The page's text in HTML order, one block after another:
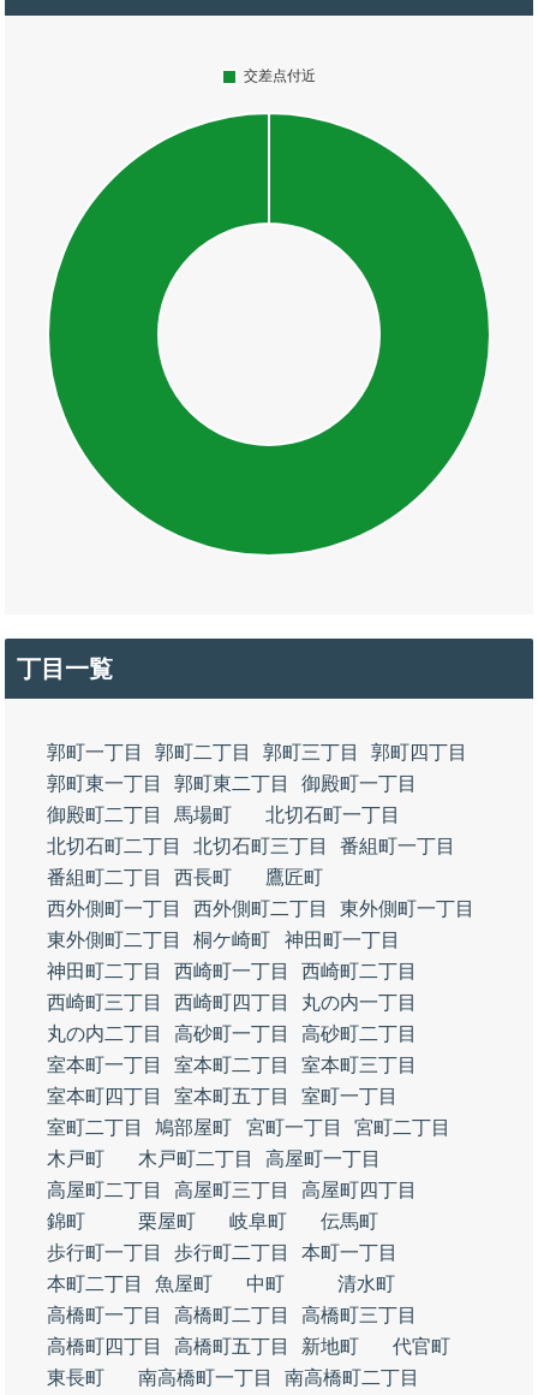
丁目一覧
郭町一丁目 郭町二丁目 郭町三丁目
郭町四丁目
郭町東一丁目
郭町東二丁目
御殿町一丁目
御殿町二丁目
馬場町
北切石町一丁目
北切石町二丁目
北切石町三丁目
番組町一丁目
番組町二丁目
西長町
鷹匠町
西外側町一丁目
西外側町二丁目
東外側町一丁目
東外側町二丁目
桐ケ崎町
神田町一丁目
神田町二丁目
西崎町一丁目
西崎町二丁目
西崎町三丁目
西崎町四丁目
丸の内一丁目
丸の内二丁目
高砂町一丁目
高砂町二丁目
室本町一丁目
室本町二丁目
室本町三丁目
室本町四丁目
室本町五丁目
室町一丁目
室町二丁目
鳩部屋町 宮町一丁目
宮町二丁目
木戸町
木戸町二丁目
高屋町一丁目
高屋町二丁目
高屋町三丁目
高屋町四丁目
錦町
栗屋町 岐阜町
伝馬町
歩行町一丁目
歩行町二丁目
本町一丁目
本町二丁目
魚屋町 中町
清水町
高橋町一丁目
高橋町二丁目
高橋町三丁目
高橋町四丁目
高橋町五丁目 新地町
代官町
東長町
南高橋町一丁目
南高橋町二丁目